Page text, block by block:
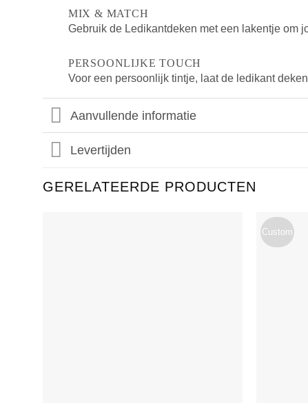
MIX & MATCH
Gebruik de Ledikantdeken met een lakentje om
PERSOONLIJKE TOUCH
Voor een persoonlijk tintje, laat de ledikant
Aanvullende informatie
Levertijden
GERELATEERDE PRODUCTEN
Custom